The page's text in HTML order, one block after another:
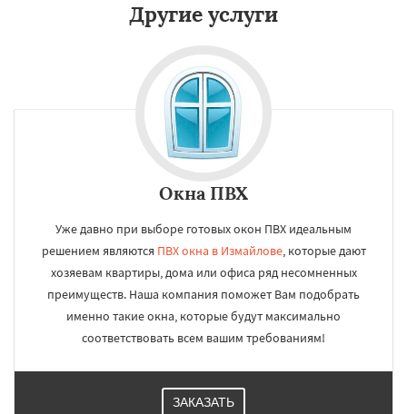
Другие услуги
Окна ПВХ
Уже давно при выборе готовых окон ПВХ идеальным
решением являются ПВХ окна в Измайлове, которые дают
хозяевам квартиры, дома или офиса ряд несомненных
преимуществ. Наша компания поможет Вам подобрать
именно такие окна, которые будут максимально
соответствовать всем вашим требованиям!
ЗАКАЗАТЬ